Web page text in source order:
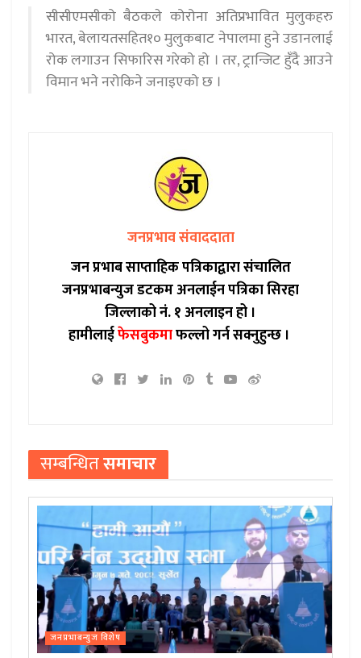
सीसीएमसीको बैठकले कोरोना अतिप्रभावित मुलुकहरु
भारत, बेलायतसहित१० मुलुकबाट नेपालमा हुने उडानलाई
रोक लगाउन सिफारिस गरेको हो । तर, ट्रान्जिट हुँदै आउने
विमान भने नरोकिने जनाइएको छ ।
जनप्रभाव संवाददाता
जन प्रभाब साप्ताहिक पत्रिकाद्वारा संचालित
जनप्रभाबन्युज डटकम अनलाईन पत्रिका सिरहा
जिल्लाको नं. १ अनलाइन हो ।
हामीलाईफेसबुकमाफल्लो गर्न सक्नुहुन्छ ।
सम्बन्धितसमाचार
जनप्रभाबन्युज विशेष